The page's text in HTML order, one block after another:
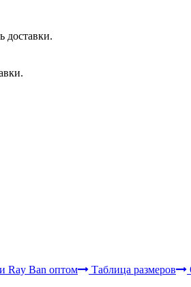
доставки.
Ray Ban оптом Таблица размеров